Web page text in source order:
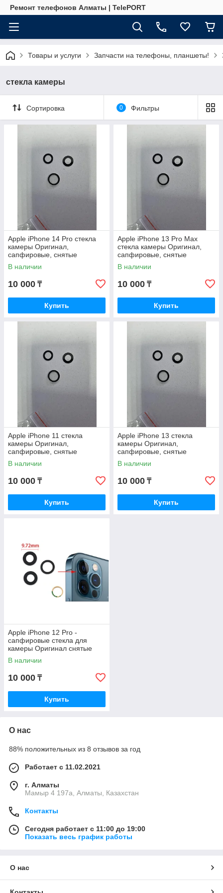
Ремонт телефонов Алматы | TelePORT
Товары и услуги Запчасти на телефоны, планшеты!
стекла камеры
Сортировка 0 Фильтры
Apple iPhone 14 Pro стекла
камеры Оригинал,
сапфировые, снятые
В наличии
10 000 ₸
Купить
Apple iPhone 13 Pro Max
стекла камеры Оригинал,
сапфировые, снятые
В наличии
10 000 ₸
Купить
Apple iPhone 11 стекла
камеры Оригинал,
сапфировые, снятые
В наличии
10 000 ₸
Купить
Apple iPhone 13 стекла
камеры Оригинал,
сапфировые, снятые
В наличии
10 000 ₸
Купить
Apple iPhone 12 Pro -
сапфировые стекла для
камеры Оригинал снятые
В наличии
10 000 ₸
Купить
О нас
88% положительных из 8 отзывов за год
Работает с 11.02.2021
г. Алматы
Мамыр 4 197а, Алматы, Казахстан
Контакты
Сегодня работает с 11:00 до 19:00
Показать весь график работы
О нас